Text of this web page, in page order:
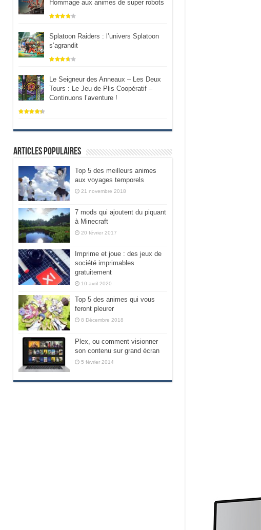
Hommage aux animes de super robots
Splatoon Raiders : l’univers Splatoon
s’agrandit
Le Seigneur des Anneaux – Les Deux
Tours : Le Jeu de Plis Coopératif –
Continuons l’aventure !
Articles populaires
Top 5 des meilleurs animes
aux voyages temporels
21 novembre 2018
7 mods qui ajoutent du piquant
à Minecraft
20 février 2017
Imprime et joue : des jeux de
société imprimables
gratuitement
10 avril 2020
Top 5 des animes qui vous
feront pleurer
8 Décembre 2018
Plex, ou comment visionner
son contenu sur grand écran
5 février 2014